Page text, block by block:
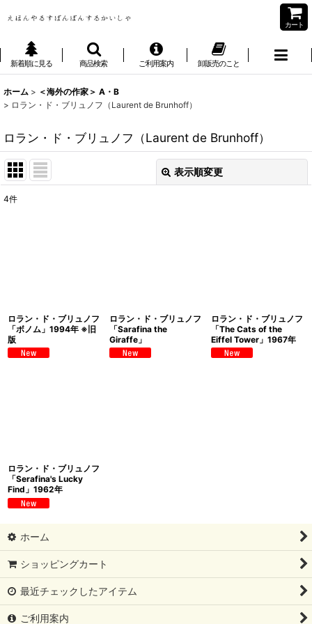
カート
新着順に見る 商品検索 ご利用案内 卸販売のこと
ホーム > ＜海外の作家＞ A・B
> ロラン・ド・ブリュノフ（Laurent de Brunhoff）
ロラン・ド・ブリュノフ（Laurent de Brunhoff）
表示順変更
4件
ロラン・ド・ブリュノフ
「ボノム」1994年 ※旧
版
ロラン・ド・ブリュノフ
「Sarafina the
Giraffe」
ロラン・ド・ブリュノフ
「The Cats of the
Eiffel Tower」1967年
ロラン・ド・ブリュノフ
「Serafina's Lucky
Find」1962年
ホーム
ショッピングカート
最近チェックしたアイテム
ご利用案内